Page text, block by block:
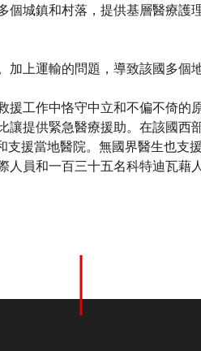
個城鎮和村落，提供基層醫療
上運輸的問題，導致該國多個
援工作中恪守中立和不偏不倚的
提供緊急醫療援助。在該國西
援當地醫院。無國界醫生也支
人員和一百三十五名科特迪瓦